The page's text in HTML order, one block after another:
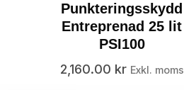
Punkteringsskydd
Entreprenad 25 lit
PSI100
2,160.00 kr Exkl. moms